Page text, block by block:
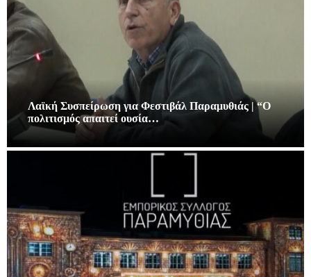
Λαϊκή Συσπείρωση για Φεστιβάλ Παραμυθιάς | “Ο
πολιτισμός απαιτεί ουσία…